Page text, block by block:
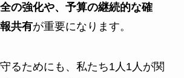
の強化や、予算の継続的な確
共有が重要になります。
るためにも、私たち1人1人が関